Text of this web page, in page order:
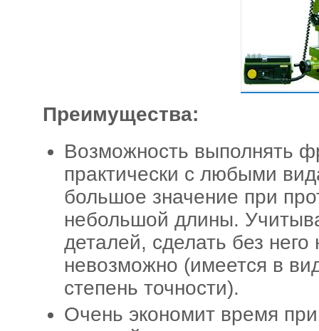
Преимущества:
Возможность выполнять
практически с любыми
большое значение при
небольшой длины.
деталей, сделать без
невозможно (имеется в
степень точности).
Очень экономит время